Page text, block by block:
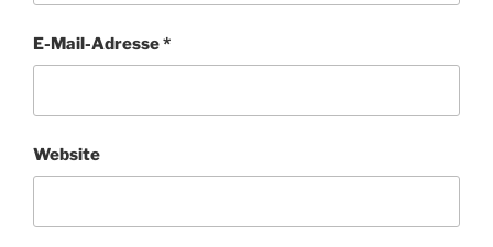
E-Mail-Adresse*
Website